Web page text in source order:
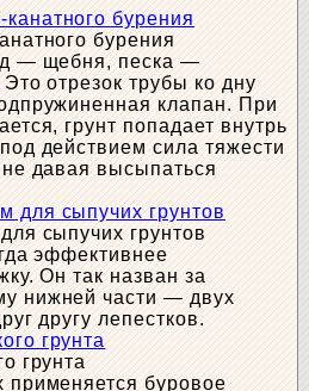
бурения
— щебня, песка —
Это отрезок трубы ко дну
клапан. При
грунт попадает внутрь
действием сила тяжести
давая высыпаться
сыпучих грунтов
эффективнее
Он так назван за
нижней части — двух
другу лепестков.
грунта
применяется буровое